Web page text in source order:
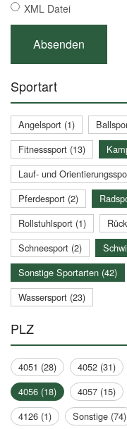
XML Datei
Sportart
Angelsport (1)
Fitnesssport (13)
Lauf- und
Pferdesport (2)
Rollstuhlsport (1)
Schneesport (2)
Sonstige Sportarten (42)
Wassersport (23)
PLZ
4051 (28) 4052 (31)
4056 (18)
4057 (15)
4126 (1)
Sonstige (74)